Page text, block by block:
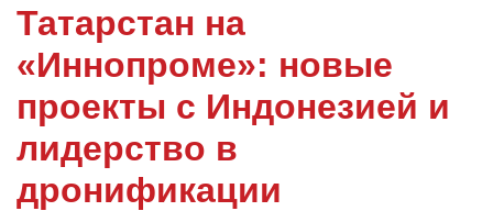
Татарстан на
«Иннопроме»: новые
проекты с Индонезией и
лидерство в
дронификации